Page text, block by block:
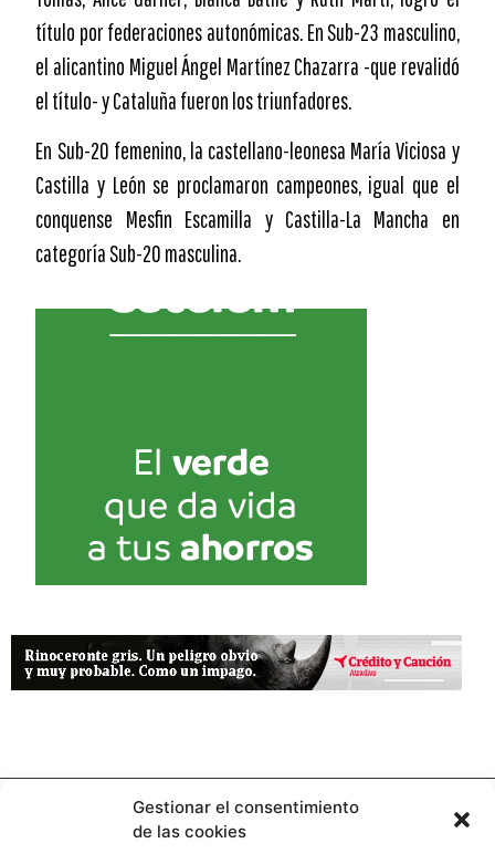
Gestionar el consentimiento
de las cookies
título por federaciones autonómicas. En Sub-23 masculino,
el alicantino Miguel Ángel Martínez Chazarra -que revalidó
el título- y Cataluña fueron los triunfadores.
En Sub-20 femenino, la castellano-leonesa María Viciosa y
Castilla y León se proclamaron campeones, igual que el
conquense Mesfin Escamilla y Castilla-La Mancha en
categoría Sub-20 masculina.